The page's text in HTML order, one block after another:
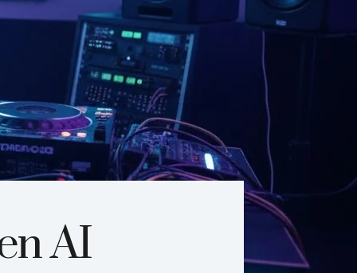
AI